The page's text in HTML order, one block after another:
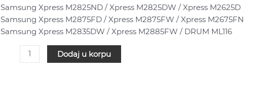
Samsung Xpress M2825ND / Xpress M2825DW / Xpress M2625D
Samsung Xpress M2875FD / Xpress M2875FW / Xpress M2675FN
Samsung Xpress M2835DW / Xpress M2885FW / DRUM ML116
116
količina
Dodaj u korpu